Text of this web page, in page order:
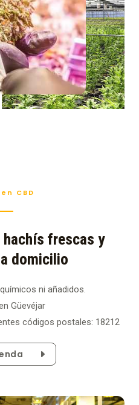
CBD
frescas y
domicilio
ni añadidos.
Güevéjar
códigos postales: 18212